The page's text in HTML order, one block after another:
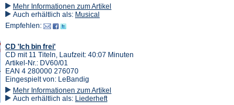
Mehr Informationen zum Artikel
Auch erhältlich als: Musical
Empfehlen:
CD 'Ich bin frei'
CD mit 11 Titeln, Laufzeit: 40:07 Minuten
Artikel-Nr.: DV60/01
EAN 4 280000 276070
Eingespielt von: LeBandig
Mehr Informationen zum Artikel
Auch erhältlich als: Liederheft